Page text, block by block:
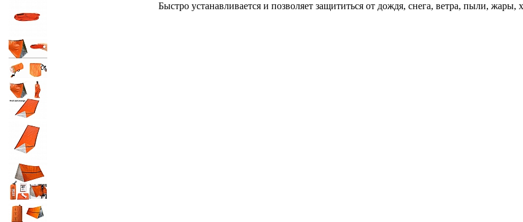
Быстро устанавливается и позволяет защититься от дождя, снега, ветра, пыли, жары,